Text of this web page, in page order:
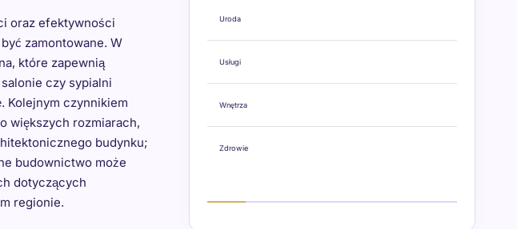
oraz efektywności
zamontowane. W
które zapewnią
czy sypialni
Kolejnym czynnikiem
większych rozmiarach,
budynku;
budownictwo może
dotyczących
regionie.
Uroda
Usługi
Wnętrza
Zdrowie